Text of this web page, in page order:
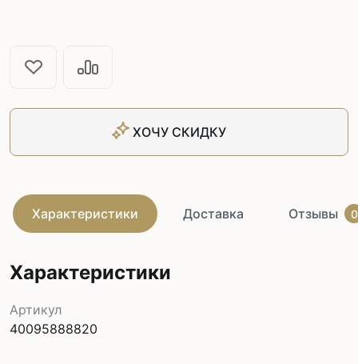
ХОЧУ СКИДКУ
Характеристики Доставка Отзывы 0
Характеристики
Артикул
40095888820